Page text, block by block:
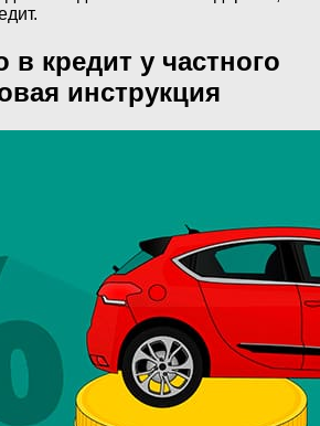
в кредит у частного
инструкция